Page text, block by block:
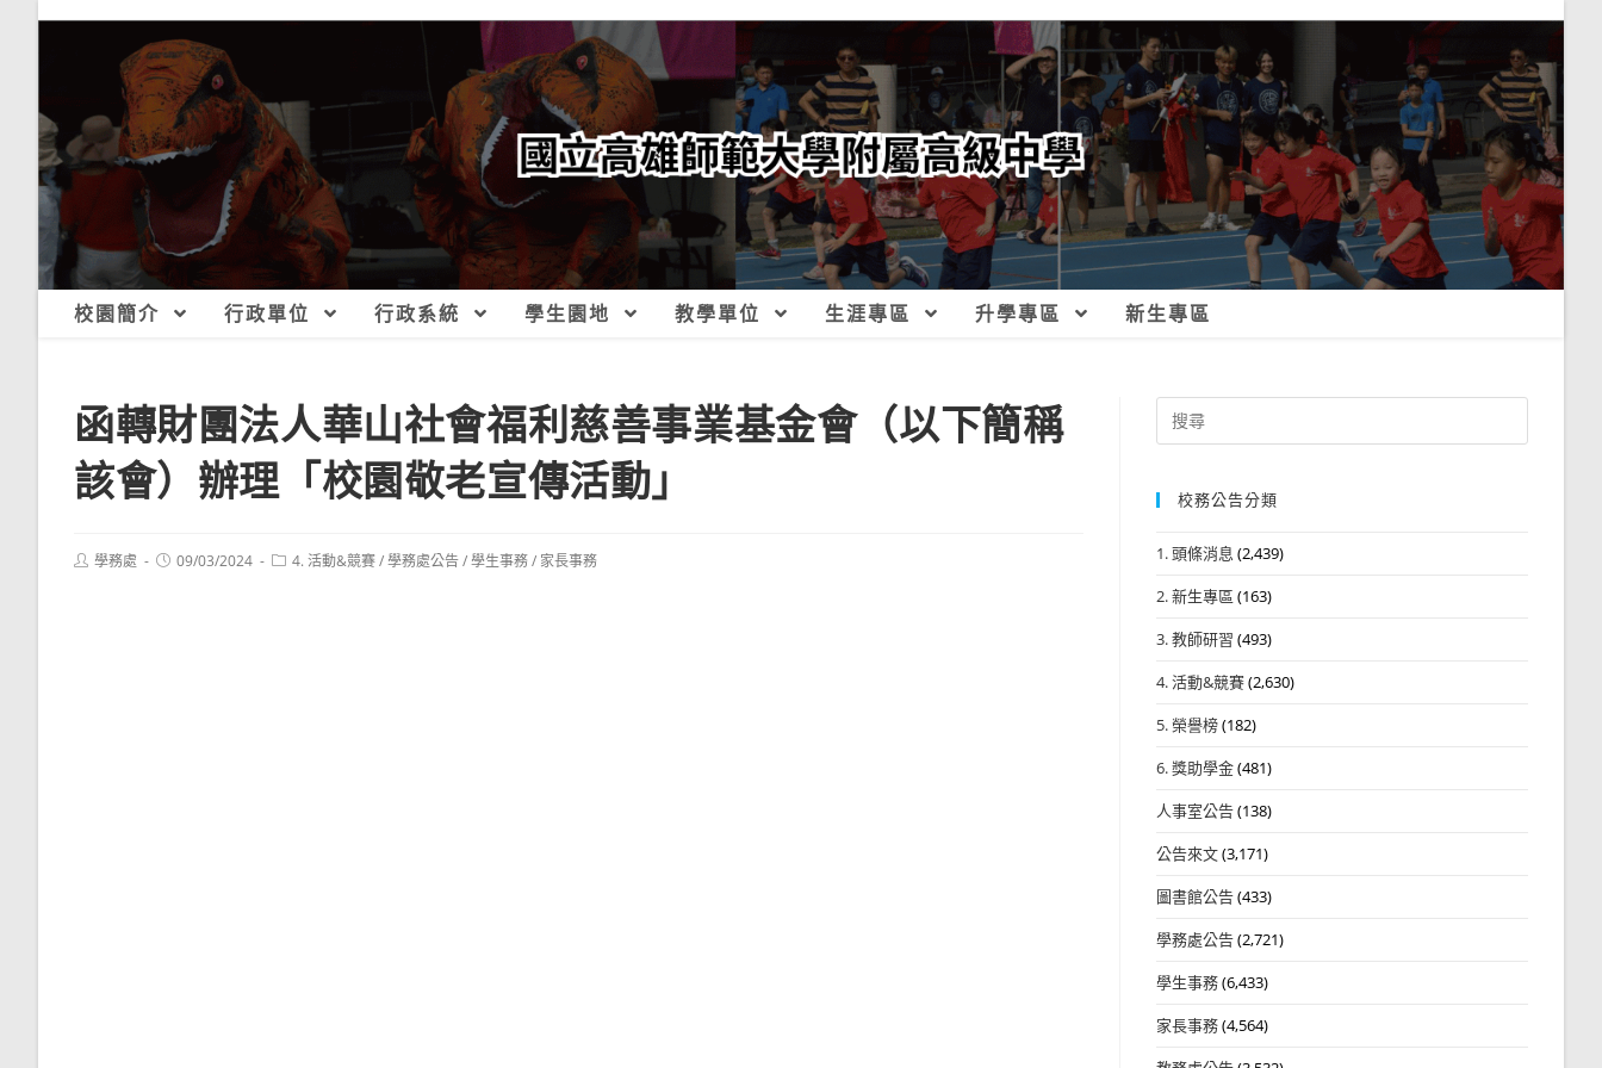
校園簡介 行政單位 行政系統 學生園地 教學單位 生涯專區 升學專區 新生專區
函轉財團法人華山社會福利慈善事業基金會（以下簡稱
該會）辦理「校園敬老宣傳活動」
Post學務處
Post09/03/2024
Post4. 活動&競賽/學務處公告/學生事務/ 家長事務
Search
for:
校務公告分類
1. 頭條消息 (2,439)
2. 新生專區 (163)
3. 教師研習 (493)
4. 活動&競賽(2,630)
5. 榮譽榜(182)
6. 獎助學金(481)
人事室公告(138)
公告來文(3,171)
圖書館公告(433)
學務處公告(2,721)
學生事務(6,433)
家長事務(4,564)